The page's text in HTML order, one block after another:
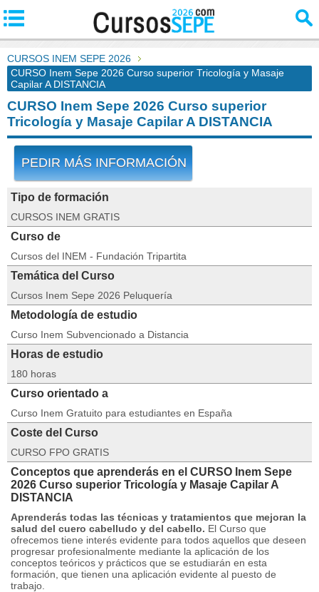
CURSOS INEM SEPE 2026
CURSO Inem Sepe 2026 Curso superior Tricología y Masaje
Capilar A DISTANCIA
CURSO Inem Sepe 2026 Curso superior
Tricología y Masaje Capilar A DISTANCIA
PEDIR MÁS INFORMACIÓN
Tipo de formación
CURSOS INEM GRATIS
Curso de
Cursos del INEM - Fundación Tripartita
Temática del Curso
Cursos Inem Sepe 2026 Peluquería
Metodología de estudio
Curso Inem Subvencionado a Distancia
Horas de estudio
180 horas
Curso orientado a
Curso Inem Gratuito para estudiantes en España
Coste del Curso
CURSO FPO GRATIS
Conceptos que aprenderás en el CURSO Inem Sepe
2026 Curso superior Tricología y Masaje Capilar A
DISTANCIA
Aprenderás todas las técnicas y tratamientos que mejoran la
salud del cuero cabelludo y del cabello. El Curso que
ofrecemos tiene interés evidente para todos aquellos que deseen
progresar profesionalmente mediante la aplicación de los
conceptos teóricos y prácticos que se estudiarán en esta
formación, que tienen una aplicación evidente al puesto de
trabajo.